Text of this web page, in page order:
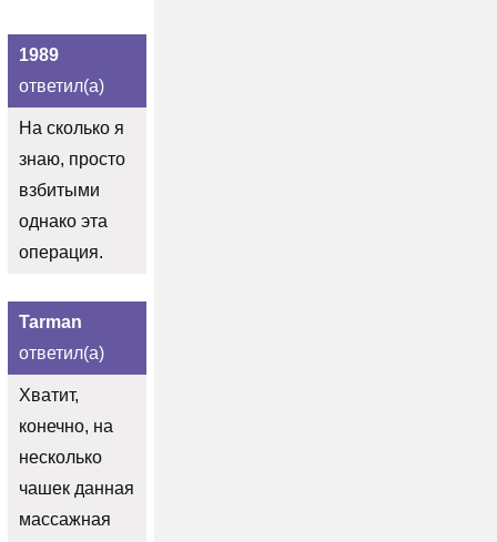
1989
ответил(а)
На сколько я
знаю, просто
взбитыми
однако эта
операция.
Tarman
ответил(а)
Хватит,
конечно, на
несколько
чашек данная
массажная